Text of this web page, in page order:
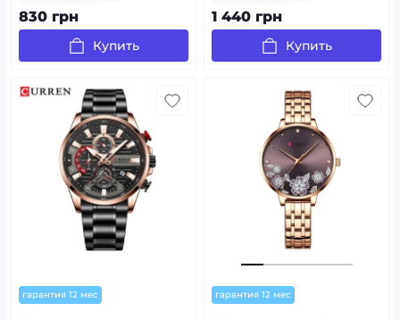
830 грн
Купить
1 440 грн
Купить
гарантия 12 мес гарантия 12 мес